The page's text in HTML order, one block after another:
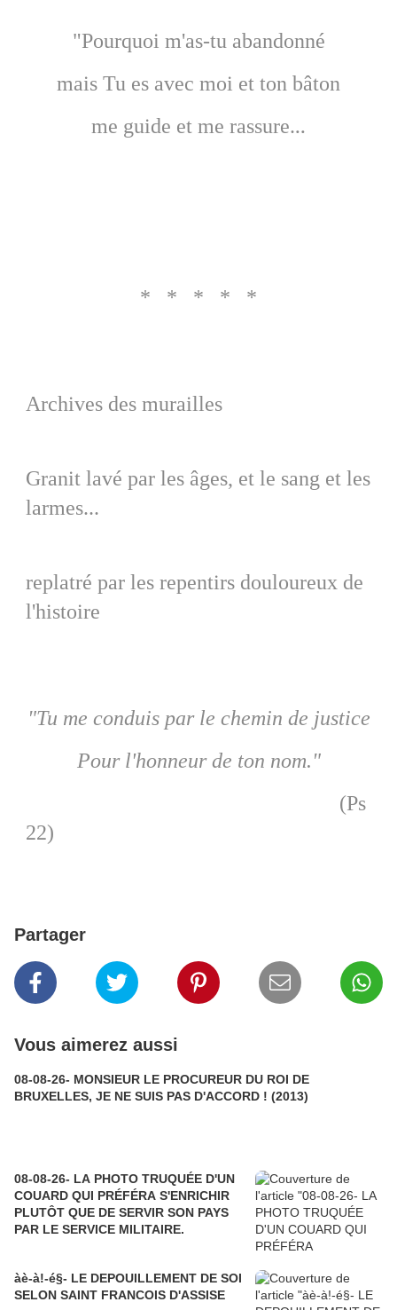
"Pourquoi m'as-tu abandonné
mais Tu es avec moi et ton bâton
me guide et me rassure...
* * * * *
Archives des murailles
Granit lavé par les âges, et le sang et les
larmes...
replatré par les repentirs douloureux de
l'histoire
"Tu me conduis par le chemin de justice
Pour l'honneur de ton nom."
(Ps
22)
Partager
Vous aimerez aussi
08-08-26- MONSIEUR LE PROCUREUR DU ROI DE
BRUXELLES, JE NE SUIS PAS D'ACCORD ! (2013)
08-08-26- LA PHOTO TRUQUÉE D'UN
COUARD QUI PRÉFÉRA S'ENRICHIR
PLUTÔT QUE DE SERVIR SON PAYS
PAR LE SERVICE MILITAIRE.
àè-à!-é§- LE DEPOUILLEMENT DE SOI
SELON SAINT FRANCOIS D'ASSISE